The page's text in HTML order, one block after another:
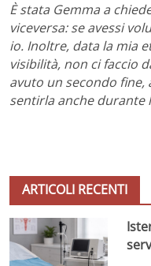
È stata Gemma a
viceversa: se avessi
io. Inoltre, data la mia
visibilità, non ci faccio
avuto un secondo fine,
sentirla anche durante
ARTICOLI RECENTI